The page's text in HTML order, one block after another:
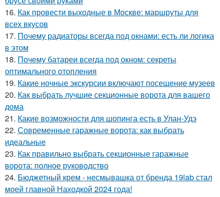
16. Как провести выходные в Москве: маршруты для
всех вкусов
17. Почему радиаторы всегда под окнами: есть ли логика
в этом
18. Почему батареи всегда под окном: секреты
оптимального отопления
19. Какие ночные экскурсии включают посещение музеев
20. Как выбрать лучшие секционные ворота для вашего
дома
21. Какие возможности для шопинга есть в Улан-Удэ
22. Современные гаражные ворота: как выбрать
идеальные
23. Как правильно выбрать секционные гаражные
ворота: полное руководство
24. Бюджетный крем - несмывашка от бренда 19lab стал
моей главной Находкой 2024 года!